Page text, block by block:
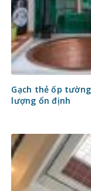
Gạch thẻ ốp
lượng ổn định